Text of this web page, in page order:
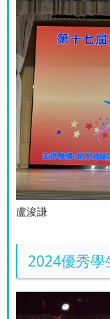
盧浚謙
2024優秀學